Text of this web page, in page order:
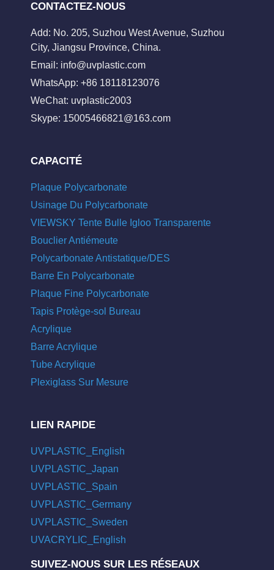
CONTACTEZ-NOUS
Add: No. 205, Suzhou West Avenue, Suzhou
City, Jiangsu Province, China.
Email: info@uvplastic.com
WhatsApp: +86 18118123076
WeChat: uvplastic2003
Skype: 15005466821@163.com
CAPACITÉ
Plaque Polycarbonate
Usinage Du Polycarbonate
VIEWSKY Tente Bulle Igloo Transparente
Bouclier Antiémeute
Polycarbonate Antistatique/DES
Barre En Polycarbonate
Plaque Fine Polycarbonate
Tapis Protège-sol Bureau
Acrylique
Barre Acrylique
Tube Acrylique
Plexiglass Sur Mesure
LIEN RAPIDE
UVPLASTIC_English
UVPLASTIC_Japan
UVPLASTIC_Spain
UVPLASTIC_Germany
UVPLASTIC_Sweden
UVACRYLIC_English
SUIVEZ-NOUS SUR LES RÉSEAUX